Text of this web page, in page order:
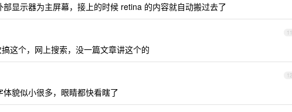
部显示器为主屏幕，接上的时候 retina 的内容就自动搬过去了
11
这个，网上搜索，没一篇文章讲这个的
12
貌似小很多，眼睛都快看瞎了